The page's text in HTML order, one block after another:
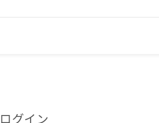
ログイン